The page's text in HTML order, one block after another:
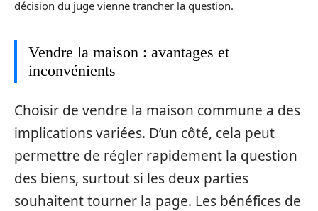
décision du juge vienne trancher la question.
Vendre la maison : avantages et
inconvénients
Choisir de vendre la maison commune a des
implications variées. D’un côté, cela peut
permettre de régler rapidement la question
des biens, surtout si les deux parties
souhaitent tourner la page. Les bénéfices de